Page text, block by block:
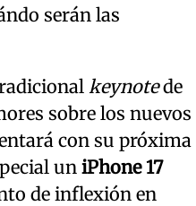
serán las
keynotede
sobre los nuevos
con su próxima
un iPhone 17
de inflexión en